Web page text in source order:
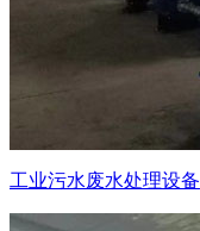
工业污水废水处理设备